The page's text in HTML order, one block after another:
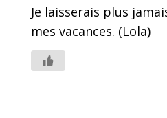
Je laisserais plus
mes vacances. (Lola)